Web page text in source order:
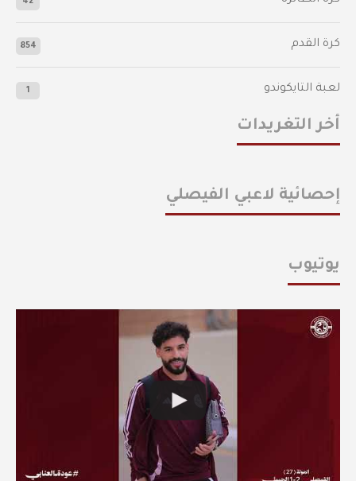
كرة القدم 854
لعبة التايكوندو 1
أخر التغريدات
إحصائية لاعبي الفيصلي
يوتيوب